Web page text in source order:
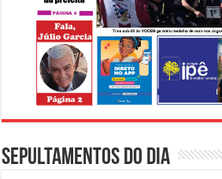
Sepultamentos do dia